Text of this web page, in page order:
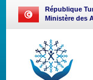
République
Ministère des